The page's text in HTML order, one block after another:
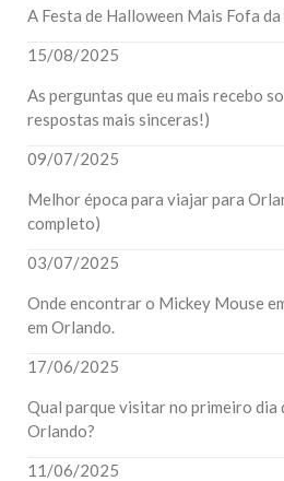
A Festa de Halloween Mais Fofa
15/08/2025
As perguntas que eu mais recebo
respostas mais sinceras!)
09/07/2025
Melhor época para viajar para
completo)
03/07/2025
Onde encontrar o Mickey Mouse
em Orlando.
17/06/2025
Qual parque visitar no primeiro dia
Orlando?
11/06/2025